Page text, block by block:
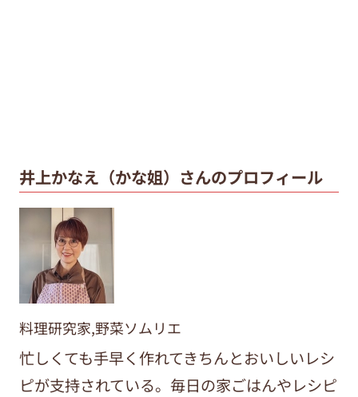
井上かなえ（かな姐）さんのプロフィール
料理研究家,野菜ソムリエ
忙しくても手早く作れてきちんとおいしいレシ
ピが支持されている。毎日の家ごはんやレシピ